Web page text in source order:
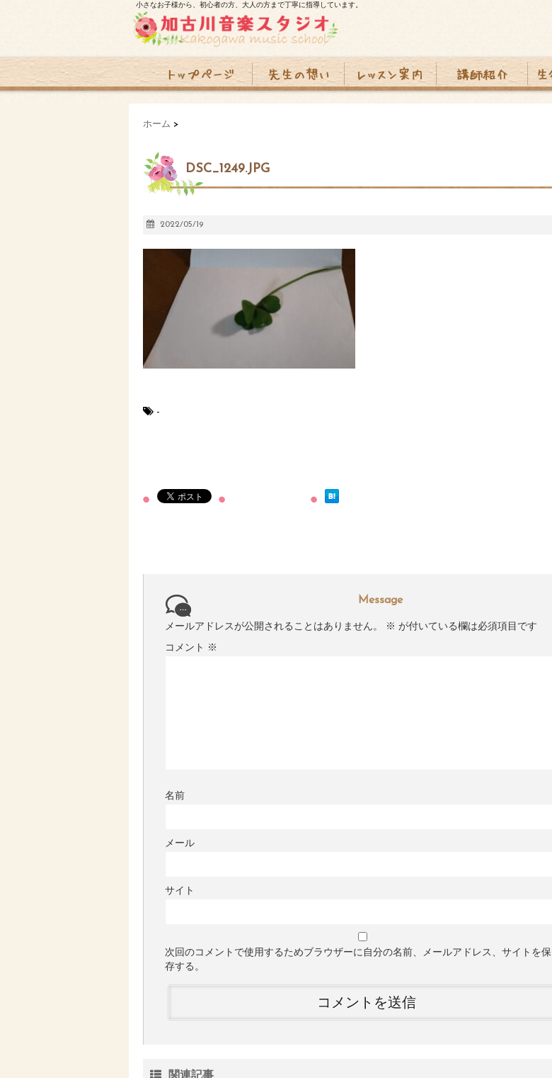
小さなお子様から、初心者の方、大人の方まで丁寧に指導しています。
ホーム >
DSC_1249.JPG
2022/05/19
-
Message
メールアドレスが公開されることはありません。 ※ が付いている欄は必須項目です
コメント ※
名前
メール
サイト
次回のコメントで使用するためブラウザーに自分の名前、メールアドレス、サイトを保
存する。